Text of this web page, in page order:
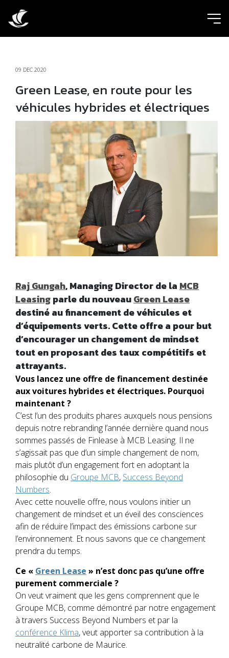
09 DEC 2020
Green Lease, en route pour les
véhicules hybrides et électriques
Raj Gungah, Managing Director de la MCB
Leasingparle du nouveauGreen Lease
destiné au financement de véhicules et
d’équipements verts. Cette offre a pour but
d’encourager un changement de mindset
tout en proposant des taux compétitifs et
attrayants.
Vous lancez une offre de financement destinée
aux voitures hybrides et électriques. Pourquoi
maintenant ?
C’est l’un des produits phares auxquels nous pensions
depuis notre rebranding l’année dernière quand nous
sommes passés de Finlease à MCB Leasing. Il ne
s’agissait pas que d’un simple changement de nom,
mais plutôt d’un engagement fort en adoptant la
philosophie du Groupe MCB, Success Beyond
Numbers.
Avec cette nouvelle offre, nous voulons initier un
changement de mindset et un éveil des consciences
afin de réduire l’impact des émissions carbone sur
l’environnement. Et nous savons que ce changement
prendra du temps.
Ce « Green Lease » n’est donc pas qu’une offre
purement commerciale ?
On veut vraiment que les gens comprennent que le
Groupe MCB, comme démontré par notre engagement
à travers Success Beyond Numbers et par la
conférence Klima, veut apporter sa contribution à la
neutralité carbone de Maurice.